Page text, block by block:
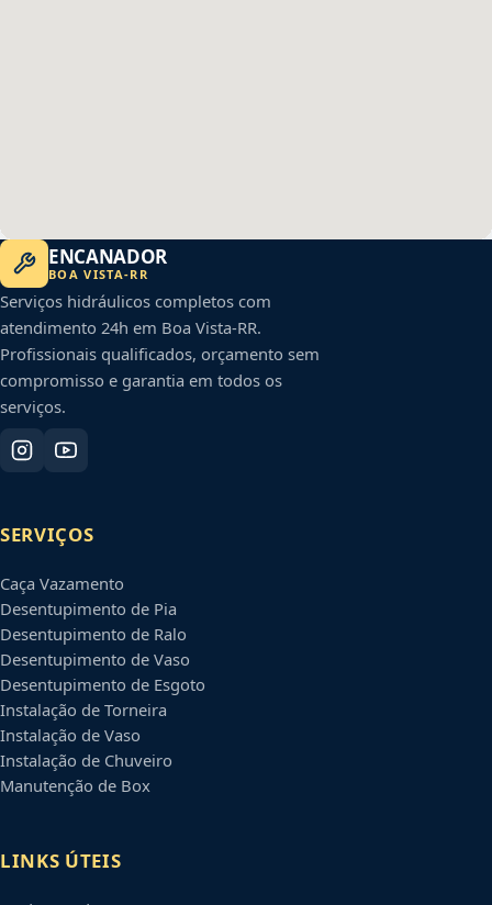
ENCANADOR
BOA VISTA-RR
Serviços hidráulicos completos com
atendimento 24h em Boa Vista-RR.
Profissionais qualificados, orçamento sem
compromisso e garantia em todos os
serviços.
SERVIÇOS
Caça Vazamento
Desentupimento de Pia
Desentupimento de Ralo
Desentupimento de Vaso
Desentupimento de Esgoto
Instalação de Torneira
Instalação de Vaso
Instalação de Chuveiro
Manutenção de Box
LINKS ÚTEIS